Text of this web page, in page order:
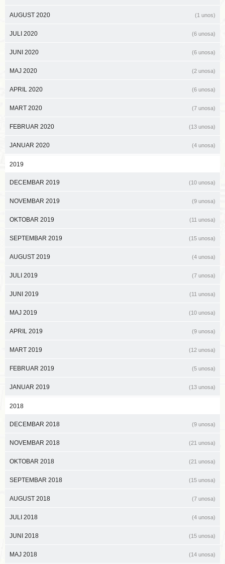
AUGUST 2020 (1 unos)
JULI 2020 (6 unosa)
JUNI 2020 (6 unosa)
MAJ 2020 (2 unosa)
APRIL 2020 (6 unosa)
MART 2020 (7 unosa)
FEBRUAR 2020 (13 unosa)
JANUAR 2020 (4 unosa)
2019
DECEMBAR 2019 (10 unosa)
NOVEMBAR 2019 (9 unosa)
OKTOBAR 2019 (11 unosa)
SEPTEMBAR 2019 (15 unosa)
AUGUST 2019 (4 unosa)
JULI 2019 (7 unosa)
JUNI 2019 (11 unosa)
MAJ 2019 (10 unosa)
APRIL 2019 (9 unosa)
MART 2019 (12 unosa)
FEBRUAR 2019 (5 unosa)
JANUAR 2019 (13 unosa)
2018
DECEMBAR 2018 (9 unosa)
NOVEMBAR 2018 (21 unosa)
OKTOBAR 2018 (21 unosa)
SEPTEMBAR 2018 (15 unosa)
AUGUST 2018 (7 unosa)
JULI 2018 (4 unosa)
JUNI 2018 (15 unosa)
MAJ 2018 (14 unosa)